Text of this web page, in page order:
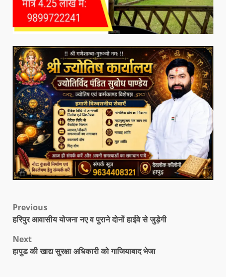
Previous
हरिपुर आवासीय योजना नए व पुराने दोनों हाईवे से जुड़ेगी
Next
हापुड की खाद्य सुरक्षा अधिकारी को गाजियाबाद भेजा